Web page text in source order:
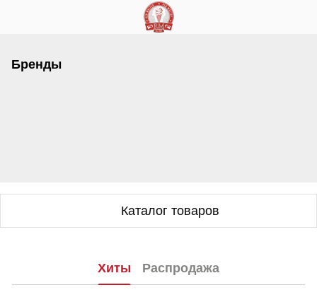
Бренды
Каталог товаров
Хиты Распродажа